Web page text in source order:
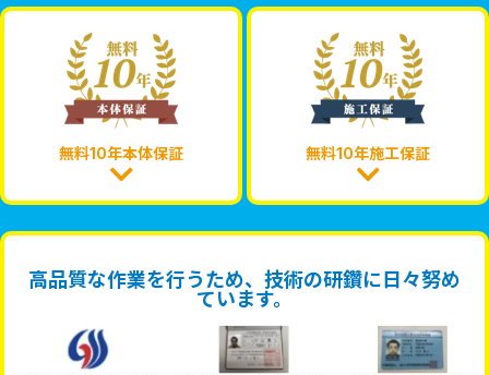
無料10年本体保証 無料10年施工保証
高品質な作業を行うため、技術の研鑽に日々努め
ています。